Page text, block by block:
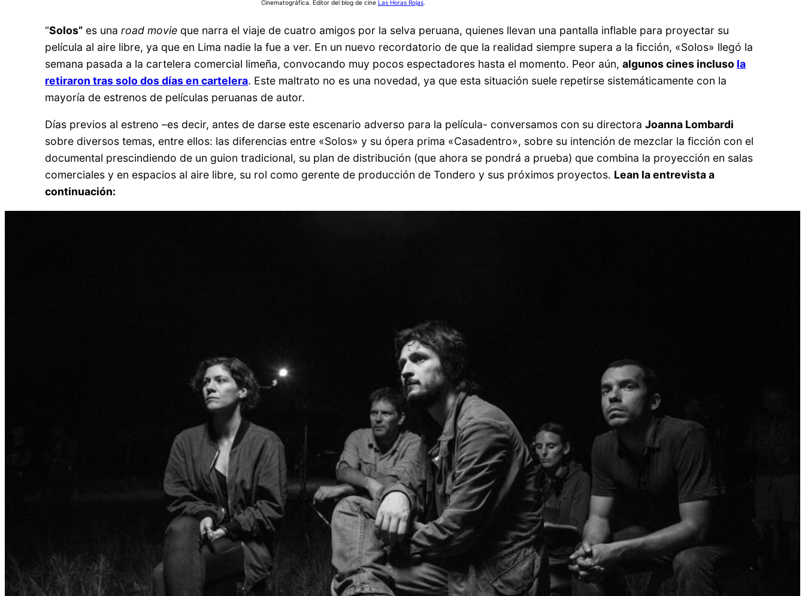
Cinematográfica. Editor del blog de cine Las Horas Rojas.
“Solos” es unaroad movie que narra el viaje de cuatro amigos por la selva peruana, quienes llevan una pantalla inflable para proyectar su
película al aire libre, ya que en Lima nadie la fue a ver. En un nuevo recordatorio de que la realidad siempre supera a la ficción, «Solos» llegó la
semana pasada a la cartelera comercial limeña, convocando muy pocos espectadores hasta el momento. Peor aún,algunos cines incluso la
retiraron tras solo dos días en cartelera. Este maltrato no es una novedad, ya que esta situación suele repetirse sistemáticamente con la
mayoría de estrenos de películas peruanas de autor.
Días previos al estreno –es decir, antes de darse este escenario adverso para la película- conversamos con su directoraJoanna Lombardi
sobre diversos temas, entre ellos: las diferencias entre «Solos» y su ópera prima «Casadentro», sobre su intención de mezclar la ficción con el
documental prescindiendo de un guion tradicional, su plan de distribución (que ahora se pondrá a prueba) que combina la proyección en salas
comerciales y en espacios al aire libre, su rol como gerente de producción de Tondero y sus próximos proyectos. Lean la entrevista a
continuación: